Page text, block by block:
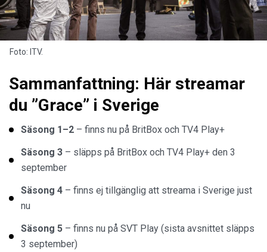
Foto: ITV.
Sammanfattning: Här streamar
du ”Grace” i Sverige
Säsong 1–2 – finns nu på BritBox och TV4 Play+
Säsong 3 – släpps på BritBox och TV4 Play+ den 3
september
Säsong 4 – finns ej tillgänglig att streama i Sverige just
nu
Säsong 5 – finns nu på SVT Play (sista avsnittet släpps
3 september)